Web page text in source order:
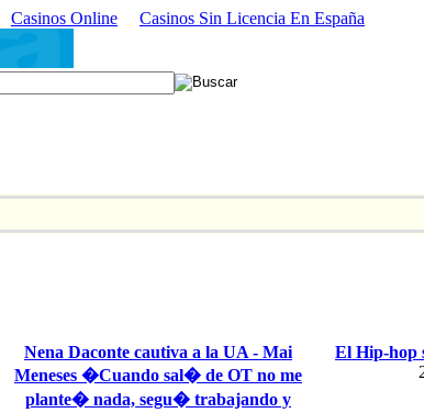
Casinos Online Casinos Sin Licencia En España
Nena Daconte cautiva a la UA - Mai
Meneses �Cuando sal� de OT no me
plante� nada, segu� trabajando y
El Hip-hop